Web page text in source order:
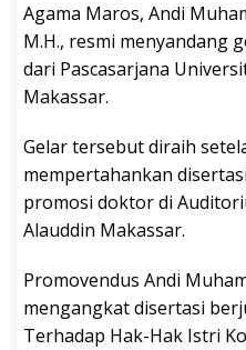
Agama Maros, Andi
M.H., resmi menyandang
dari Pascasarjana
Makassar.
Gelar tersebut diraih
mempertahankan
promosi doktor di
Alauddin Makassar.
Promovendus Andi
mengangkat disertasi
Terhadap Hak-Hak Istri